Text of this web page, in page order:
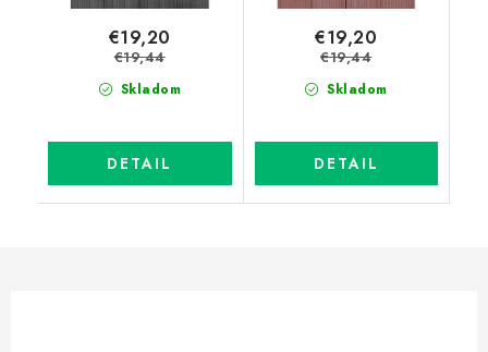
Skladom
€19,20
€19,44
DETAIL
Skladom
€19,20
€19,44
DETAIL